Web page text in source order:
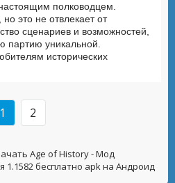
полководцем.
это не отвлекает от
сценариев и возможностей,
партию уникальной.
исторических
1 2
Age of History - Мод
1.1582 бесплатно apk на Андроид